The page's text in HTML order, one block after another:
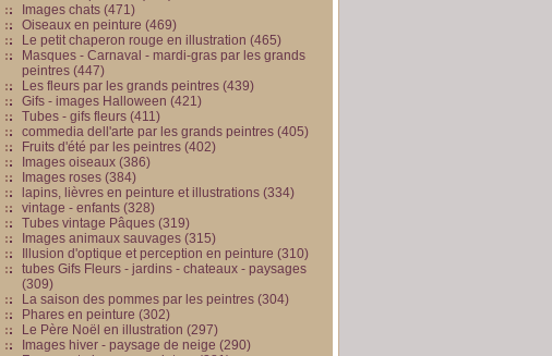
Images chats (471)
Oiseaux en peinture (469)
Le petit chaperon rouge en illustration (465)
Masques - Carnaval - mardi-gras par les grands
peintres (447)
Les fleurs par les grands peintres (439)
Gifs - images Halloween (421)
Tubes - gifs fleurs (411)
commedia dell'arte par les grands peintres (405)
Fruits d'été par les peintres (402)
Images oiseaux (386)
Images roses (384)
lapins, lièvres en peinture et illustrations (334)
vintage - enfants (328)
Tubes vintage Pâques (319)
Images animaux sauvages (315)
Illusion d'optique et perception en peinture (310)
tubes Gifs Fleurs - jardins - chateaux - paysages
(309)
La saison des pommes par les peintres (304)
Phares en peinture (302)
Le Père Noël en illustration (297)
Images hiver - paysage de neige (290)